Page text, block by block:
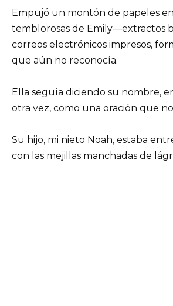
Empujó un montón de papeles
temblorosas de Emily—extractos
correos electrónicos impresos,
que aún no reconocía.
Ella seguía diciendo su nombre,
otra vez, como una oración que
Su hijo, mi nieto Noah, estaba
con las mejillas manchadas de